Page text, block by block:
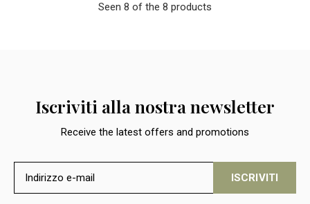
Seen 8 of the 8 products
Iscriviti alla nostra newsletter
Receive the latest offers and promotions
ISCRIVITI